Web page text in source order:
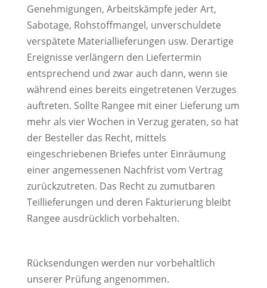
Genehmigungen, Arbeitskämpfe jeder Art,
Sabotage, Rohstoffmangel, unverschuldete
verspätete Materiallieferungen usw. Derartige
Ereignisse verlängern den Liefertermin
entsprechend und zwar auch dann, wenn sie
während eines bereits eingetretenen Verzuges
auftreten. Sollte Rangee mit einer Lieferung um
mehr als vier Wochen in Verzug geraten, so hat
der Besteller das Recht, mittels
eingeschriebenen Briefes unter Einräumung
einer angemessenen Nachfrist vom Vertrag
zurückzutreten. Das Recht zu zumutbaren
Teillieferungen und deren Fakturierung bleibt
Rangee ausdrücklich vorbehalten.
Rücksendungen werden nur vorbehaltlich
unserer Prüfung angenommen.